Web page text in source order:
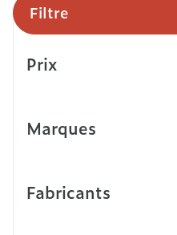
Filtre
Prix
Marques
Fabricants